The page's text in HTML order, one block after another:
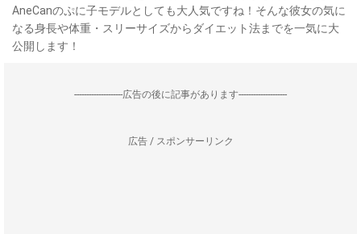
AneCanのぷに子モデルとしても大人気ですね！そんな彼女の気に
なる身長や体重・スリーサイズからダイエット法までを一気に大
公開します！
--------------------広告の後に記事があります--------------------
広告 / スポンサーリンク